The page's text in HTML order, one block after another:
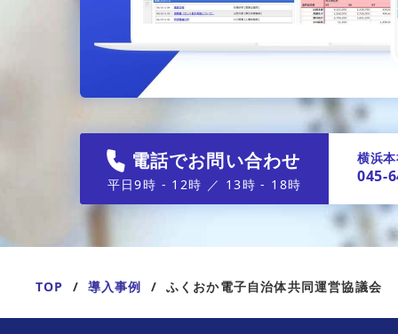
電話でお問い合わせ
平日9時 - 12時 ／ 13時 - 18時
横浜
045-
TOP 導入事例 ふくおか電子自治体共同運営協議会